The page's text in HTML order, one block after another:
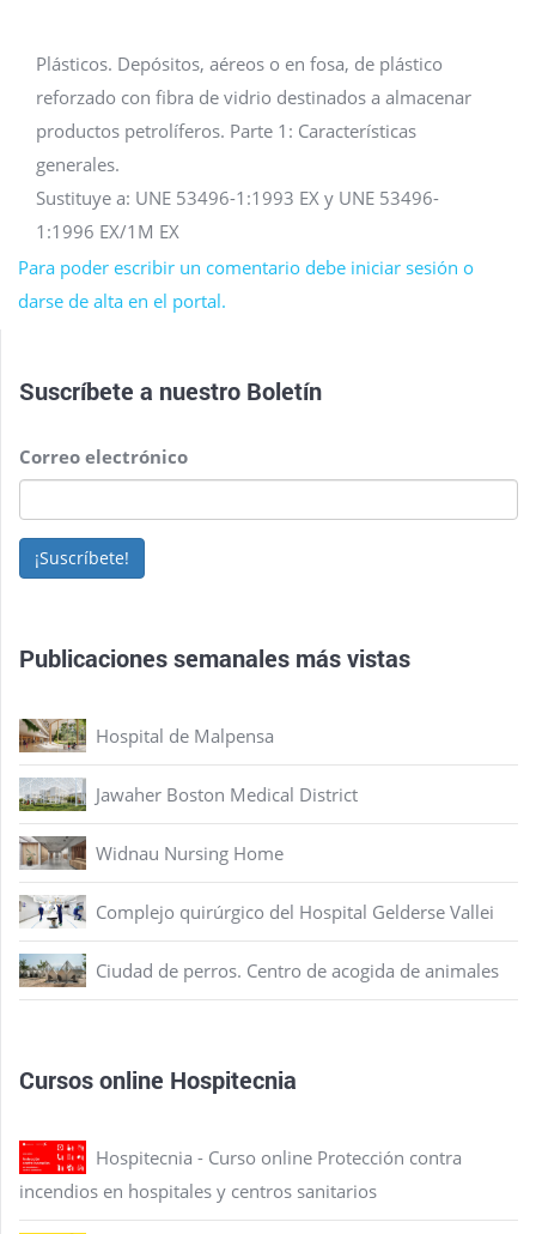
Plásticos. Depósitos, aéreos o en fosa, de plástico
reforzado con fibra de vidrio destinados a almacenar
productos petrolíferos. Parte 1: Características
generales.
Sustituye a: UNE 53496-1:1993 EX y UNE 53496-
1:1996 EX/1M EX
Para poder escribir un comentario debe iniciar sesión o
darse de alta en el portal.
Suscríbete a nuestro Boletín
Correo electrónico
¡Suscríbete!
Publicaciones semanales más vistas
Hospital de Malpensa
Jawaher Boston Medical District
Widnau Nursing Home
Complejo quirúrgico del Hospital Gelderse Vallei
Ciudad de perros. Centro de acogida de animales
Cursos online Hospitecnia
Hospitecnia - Curso online Protección contra
incendios en hospitales y centros sanitarios